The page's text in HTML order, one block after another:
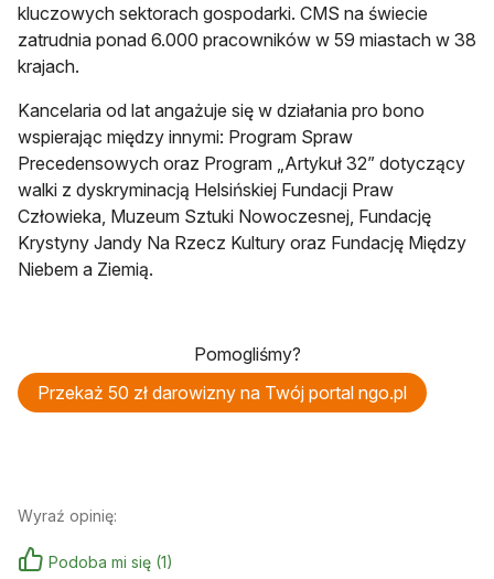
kluczowych sektorach gospodarki. CMS na świecie
zatrudnia ponad 6.000 pracowników w 59 miastach w 38
krajach.
Kancelaria od lat angażuje się w działania pro bono
wspierając między innymi: Program Spraw
Precedensowych oraz Program „Artykuł 32” dotyczący
walki z dyskryminacją Helsińskiej Fundacji Praw
Człowieka, Muzeum Sztuki Nowoczesnej, Fundację
Krystyny Jandy Na Rzecz Kultury oraz Fundację Między
Niebem a Ziemią.
Pomogliśmy?
Przekaż 50 zł darowizny na Twój portal ngo.pl
Wyraź opinię:
Podoba mi się (1)